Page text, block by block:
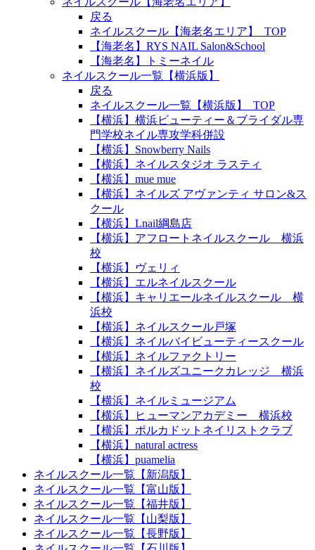
戻る
ネイルスクール【海老名エリア】_TOP
【海老名】RYS NAIL Salon&School
【海老名】トミーネイル
ネイルスクール一覧【横浜版】
戻る
ネイルスクール一覧【横浜版】_TOP
【横浜】横浜ビューティー＆ブライダル専
門学校ネイル専攻学科併設
【横浜】Snowberry Nails
【横浜】ネイルスタジオ ラスティ
【横浜】mue mue
【横浜】ネイルズ アヴァンティ サロン&ス
クール
【横浜】Lnail綱島店
【横浜】アフロートネイルスクール 横浜
校
【横浜】ヴェリィ
【横浜】エルネイルスクール
【横浜】キャリエールネイルスクール 横
浜校
【横浜】ネイルスクール戸塚
【横浜】ネイルバイビューティースクール
【横浜】ネイルファクトリー
【横浜】ネイルズユニークカレッジ 横浜
校
【横浜】ネイルミュージアム
【横浜】ヒューマンアカデミー 横浜校
【横浜】ポルカドットネイリストクラブ
【横浜】natural actress
【横浜】puamelia
ネイルスクール一覧【新潟版】
ネイルスクール一覧【富山版】
ネイルスクール一覧【福井版】
ネイルスクール一覧【山梨版】
ネイルスクール一覧【長野版】